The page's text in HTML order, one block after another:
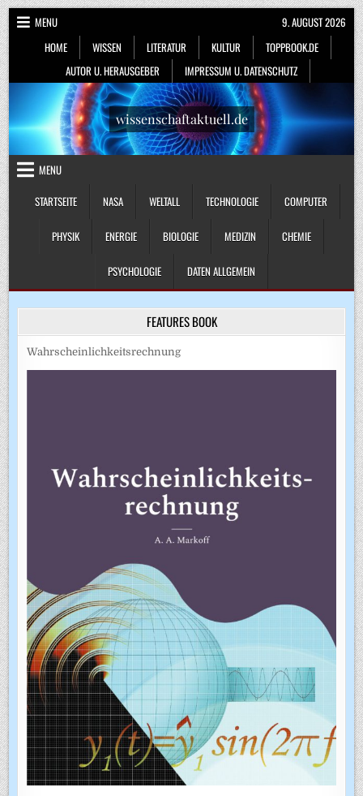
Skip
to
content
MENU
HOME
WISSEN LITERATUR KULTUR
TOPPBOOK.DE
AUTOR U. HERAUSGEBER
IMPRESSUM U. DATENSCHUTZ
9. AUGUST 2026
wissenschaftaktuell.de
MENU
STARTSEITE
NASA WELTALL TECHNOLOGIE COMPUTER
PHYSIK ENERGIE BIOLOGIE MEDIZIN CHEMIE
PSYCHOLOGIE DATEN ALLGEMEIN
FEATURES BOOK
Wahrscheinlichkeitsrechnung